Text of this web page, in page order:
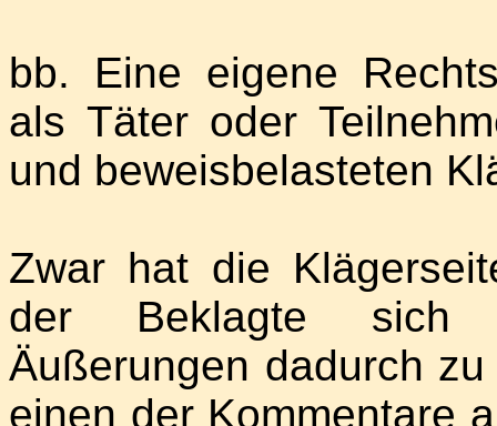
bb. Eine eigene
als Täter oder
und beweisbelasteten
Zwar hat die
der Beklagte sich
Äußerungen dadurch
einen der Kommentare